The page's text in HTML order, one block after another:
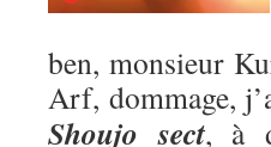
ben, monsieur
Arf, dommage,
Shoujo sect, à